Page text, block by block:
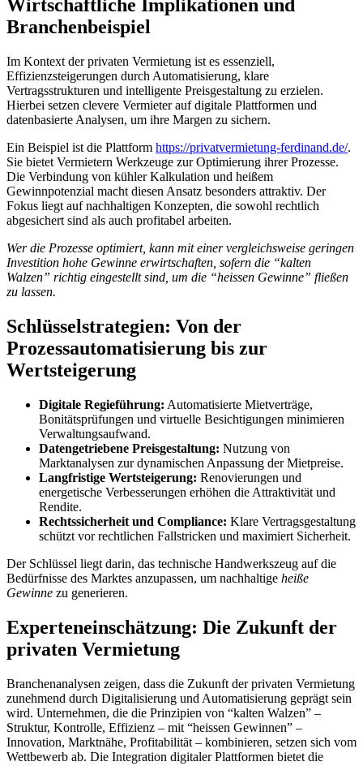
Wirtschaftliche Implikationen und
Branchenbeispiel
Im Kontext der privaten Vermietung ist es essenziell,
Effizienzsteigerungen durch Automatisierung, klare
Vertragsstrukturen und intelligente Preisgestaltung zu erzielen.
Hierbei setzen clevere Vermieter auf digitale Plattformen und
datenbasierte Analysen, um ihre Margen zu sichern.
Ein Beispiel ist die Plattform https://privatvermietung-ferdinand.de/.
Sie bietet Vermietern Werkzeuge zur Optimierung ihrer Prozesse.
Die Verbindung von kühler Kalkulation und heißem
Gewinnpotenzial macht diesen Ansatz besonders attraktiv. Der
Fokus liegt auf nachhaltigen Konzepten, die sowohl rechtlich
abgesichert sind als auch profitabel arbeiten.
Wer die Prozesse optimiert, kann mit einer vergleichsweise geringen
Investition hohe Gewinne erwirtschaften, sofern die “kalten
Walzen” richtig eingestellt sind, um die “heissen Gewinne” fließen
zu lassen.
Schlüsselstrategien: Von der
Prozessautomatisierung bis zur
Wertsteigerung
Digitale Regieführung: Automatisierte Mietverträge,
Bonitätsprüfungen und virtuelle Besichtigungen minimieren
Verwaltungsaufwand.
Datengetriebene Preisgestaltung: Nutzung von
Marktanalysen zur dynamischen Anpassung der Mietpreise.
Langfristige Wertsteigerung: Renovierungen und
energetische Verbesserungen erhöhen die Attraktivität und
Rendite.
Rechtssicherheit und Compliance: Klare Vertragsgestaltung
schützt vor rechtlichen Fallstricken und maximiert Sicherheit.
Der Schlüssel liegt darin, das technische Handwerkszeug auf die
Bedürfnisse des Marktes anzupassen, um nachhaltige heiße
Gewinne zu generieren.
Experteneinschätzung: Die Zukunft der
privaten Vermietung
Branchenanalysen zeigen, dass die Zukunft der privaten Vermietung
zunehmend durch Digitalisierung und Automatisierung geprägt sein
wird. Unternehmen, die die Prinzipien von “kalten Walzen” –
Struktur, Kontrolle, Effizienz – mit “heissen Gewinnen” –
Innovation, Marktnähe, Profitabilität – kombinieren, setzen sich vom
Wettbewerb ab. Die Integration digitaler Plattformen bietet die